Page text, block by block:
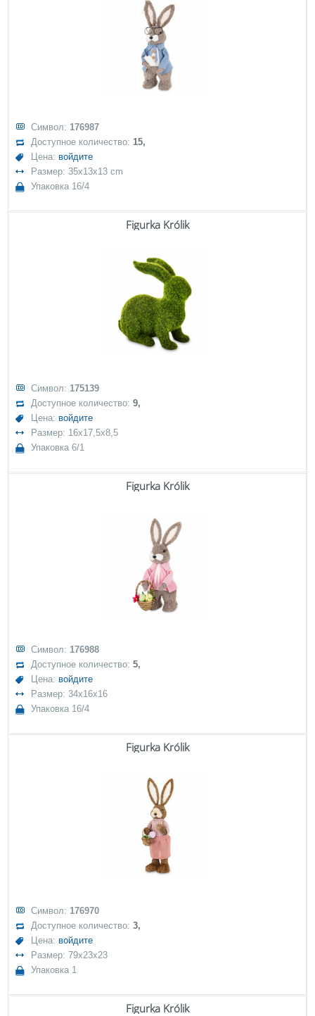
Символ: 176987
Доступное количество:15,
Цена: войдите
Размер: 35x13x13 cm
Упаковка 16/4
Figurka Królik
Символ: 175139
Доступное количество:9,
Цена: войдите
Размер: 16x17,5x8,5
Упаковка 6/1
Figurka Królik
Символ: 176988
Доступное количество:5,
Цена: войдите
Размер: 34x16x16
Упаковка 16/4
Figurka Królik
Символ: 176970
Доступное количество:3,
Цена: войдите
Размер: 79x23x23
Упаковка 1
Figurka Królik